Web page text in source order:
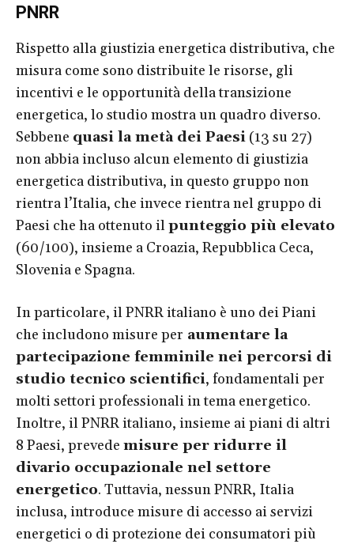
PNRR
Rispetto alla giustizia energetica distributiva, che
misura come sono distribuite le risorse, gli
incentivi e le opportunità della transizione
energetica, lo studio mostra un quadro diverso.
Sebbene quasi la metà dei Paesi (13 su 27)
non abbia incluso alcun elemento di giustizia
energetica distributiva, in questo gruppo non
rientra l’Italia, che invece rientra nel gruppo di
Paesi che ha ottenuto ilpunteggio più elevato
(60/100), insieme a Croazia, Repubblica Ceca,
Slovenia e Spagna.
In particolare, il PNRR italiano è uno dei Piani
che includono misure per aumentare la
partecipazione femminile nei percorsi di
studio tecnico scientifici, fondamentali per
molti settori professionali in tema energetico.
Inoltre, il PNRR italiano, insieme ai piani di altri
8 Paesi, prevede misure per ridurre il
divario occupazionale nel settore
energetico. Tuttavia, nessun PNRR, Italia
inclusa, introduce misure di accesso ai servizi
energetici o di protezione dei consumatori più